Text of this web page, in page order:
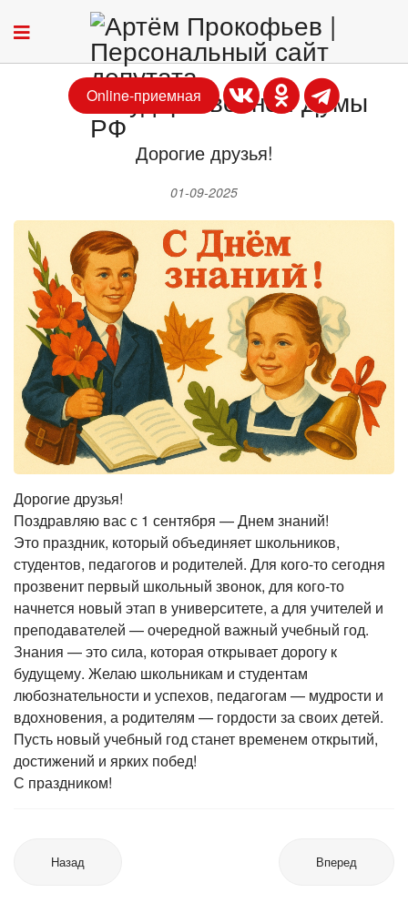
Online-приемная
Дорогие друзья!
01-09-2025
Дорогие друзья!
Поздравляю вас с 1 сентября — Днем знаний!
Это праздник, который объединяет школьников,
студентов, педагогов и родителей. Для кого-то сегодня
прозвенит первый школьный звонок, для кого-то
начнется новый этап в университете, а для учителей и
преподавателей — очередной важный учебный год.
Знания — это сила, которая открывает дорогу к
будущему. Желаю школьникам и студентам
любознательности и успехов, педагогам — мудрости и
вдохновения, а родителям — гордости за своих детей.
Пусть новый учебный год станет временем открытий,
достижений и ярких побед!
С праздником!
Назад Вперед